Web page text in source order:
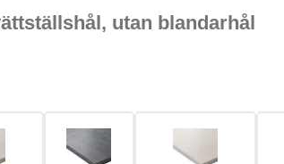
utan blandarhål